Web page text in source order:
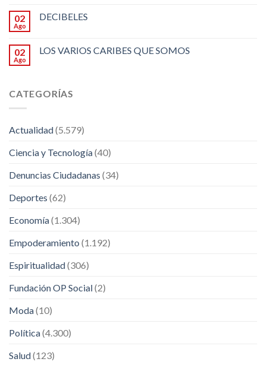
02
Ago
DECIBELES
02
Ago
LOS VARIOS CARIBES QUE SOMOS
CATEGORÍAS
Actualidad(5.579)
Ciencia y Tecnología(40)
Denuncias Ciudadanas (34)
Deportes (62)
Economía(1.304)
Empoderamiento (1.192)
Espiritualidad(306)
Fundación OP Social(2)
Moda(10)
Política(4.300)
Salud(123)